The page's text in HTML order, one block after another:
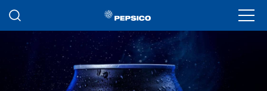
Skoči na glavni sadržaj